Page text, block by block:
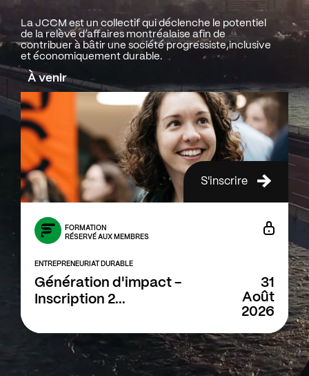
La JCCM est un collectif qui déclenche le potentiel
de la relève d’affaires montréalaise afin de
contribuer à bâtir une société progressiste,inclusive
et économiquement durable.
À venir
S'inscrire
FORMATION
RÉSERVÉ AUX MEMBRES
ENTREPRENEURIAT DURABLE
Génération d'impact -
Inscription 2...
31
Août
2026